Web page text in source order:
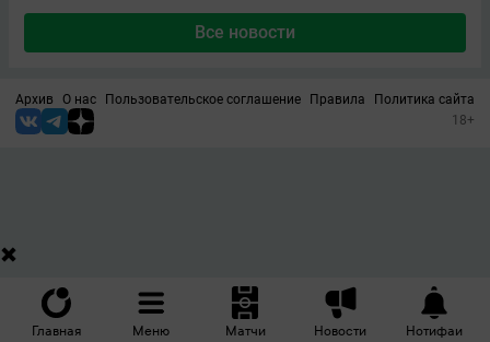
Главная Меню Матчи Новости Нотифаи
Все новости
Архив О нас Пользовательское соглашение Правила
Политика сайта
18+